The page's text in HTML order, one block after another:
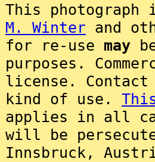
This
M. Winter and
for re-use may
purposes.
license.
kind of use.
applies in all
will be
Innsbruck,